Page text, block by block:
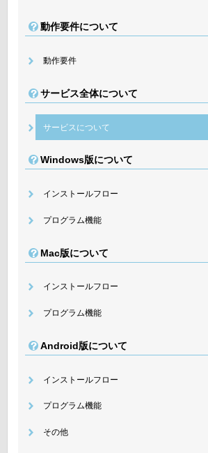
動作要件について
動作要件
サービス全体について
サービスについて
Windows版について
インストールフロー
プログラム機能
Mac版について
インストールフロー
プログラム機能
Android版について
インストールフロー
プログラム機能
その他